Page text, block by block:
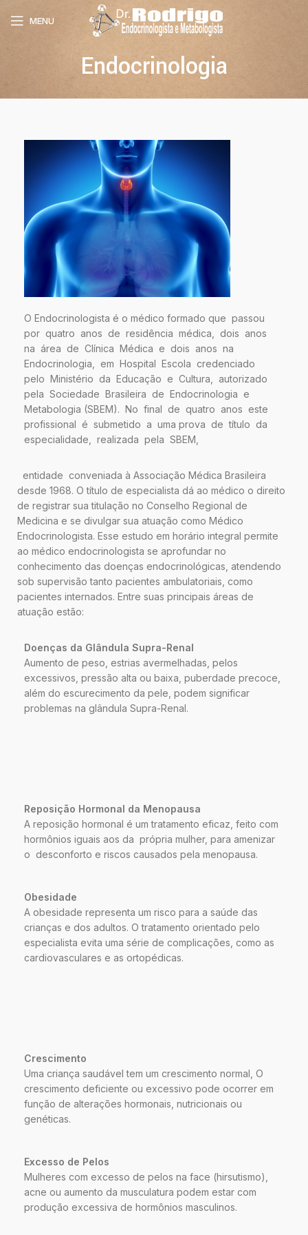
MENU
Endocrinologia
O Endocrinologista é o médico formado que passou
por quatro anos de residência médica, dois anos
na área de Clínica Médica e dois anos na
Endocrinologia, em Hospital Escola credenciado
pelo Ministério da Educação e Cultura, autorizado
pela Sociedade Brasileira de Endocrinologia e
Metabologia (SBEM). No final de quatro anos este
profissional é submetido a uma prova de título da
especialidade, realizada pela SBEM,
entidade conveniada à Associação Médica Brasileira
desde 1968. O título de especialista dá ao médico o direito
de registrar sua titulação no Conselho Regional de
Medicina e se divulgar sua atuação como Médico
Endocrinologista. Esse estudo em horário integral permite
ao médico endocrinologista se aprofundar no
conhecimento das doenças endocrinológicas, atendendo
sob supervisão tanto pacientes ambulatoriais, como
pacientes internados. Entre suas principais áreas de
atuação estão:
Doenças da Glândula Supra-Renal
Aumento de peso, estrias avermelhadas, pelos
excessivos, pressão alta ou baixa, puberdade precoce,
além do escurecimento da pele, podem significar
problemas na glândula Supra-Renal.
Reposição Hormonal da Menopausa
A reposição hormonal é um tratamento eficaz, feito com
hormônios iguais aos da própria mulher, para amenizar
o desconforto e riscos causados pela menopausa.
Obesidade
A obesidade representa um risco para a saúde das
crianças e dos adultos. O tratamento orientado pelo
especialista evita uma série de complicações, como as
cardiovasculares e as ortopédicas.
Crescimento
Uma criança saudável tem um crescimento normal, O
crescimento deficiente ou excessivo pode ocorrer em
função de alterações hormonais, nutricionais ou
genéticas.
Excesso de Pelos
Mulheres com excesso de pelos na face (hirsutismo),
acne ou aumento da musculatura podem estar com
produção excessiva de hormônios masculinos.